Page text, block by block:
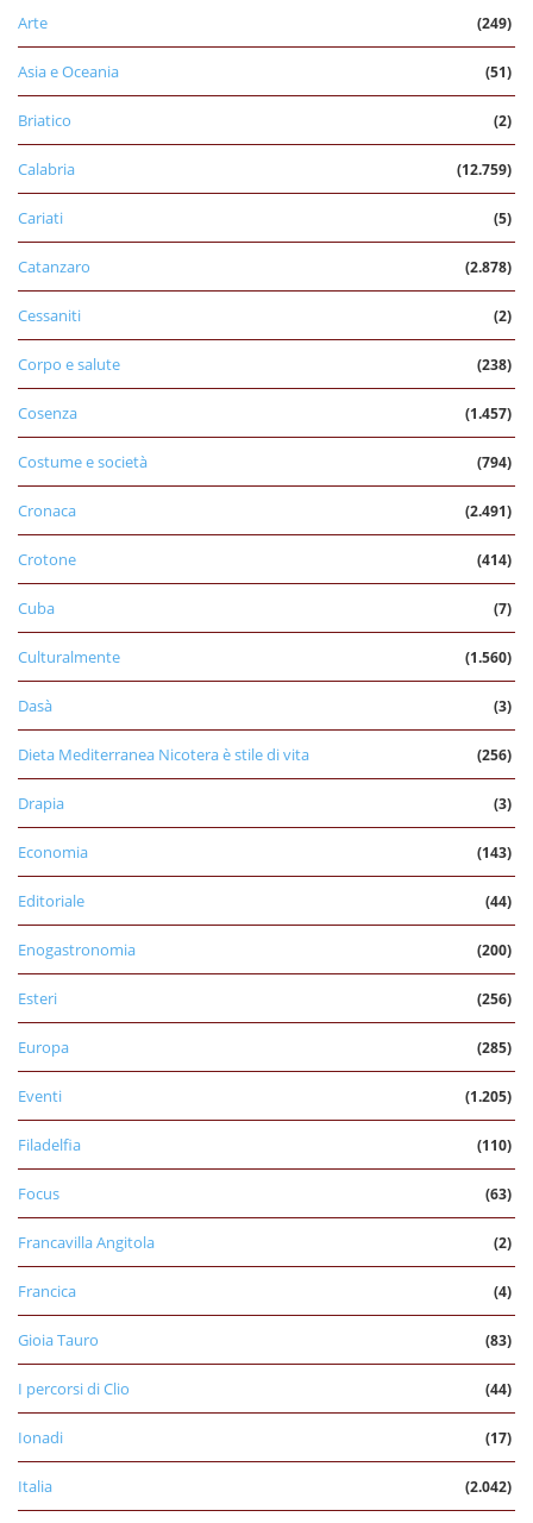
Arte (249)
Asia e Oceania (51)
Briatico (2)
Calabria (12.759)
Cariati (5)
Catanzaro (2.878)
Cessaniti (2)
Corpo e salute (238)
Cosenza (1.457)
Costume e società (794)
Cronaca (2.491)
Crotone (414)
Cuba (7)
Culturalmente (1.560)
Dasà (3)
Dieta Mediterranea Nicotera è stile di vita (256)
Drapia (3)
Economia (143)
Editoriale (44)
Enogastronomia (200)
Esteri (256)
Europa (285)
Eventi (1.205)
Filadelfia (110)
Focus (63)
Francavilla Angitola (2)
Francica (4)
Gioia Tauro (83)
I percorsi di Clio (44)
Ionadi (17)
Italia (2.042)